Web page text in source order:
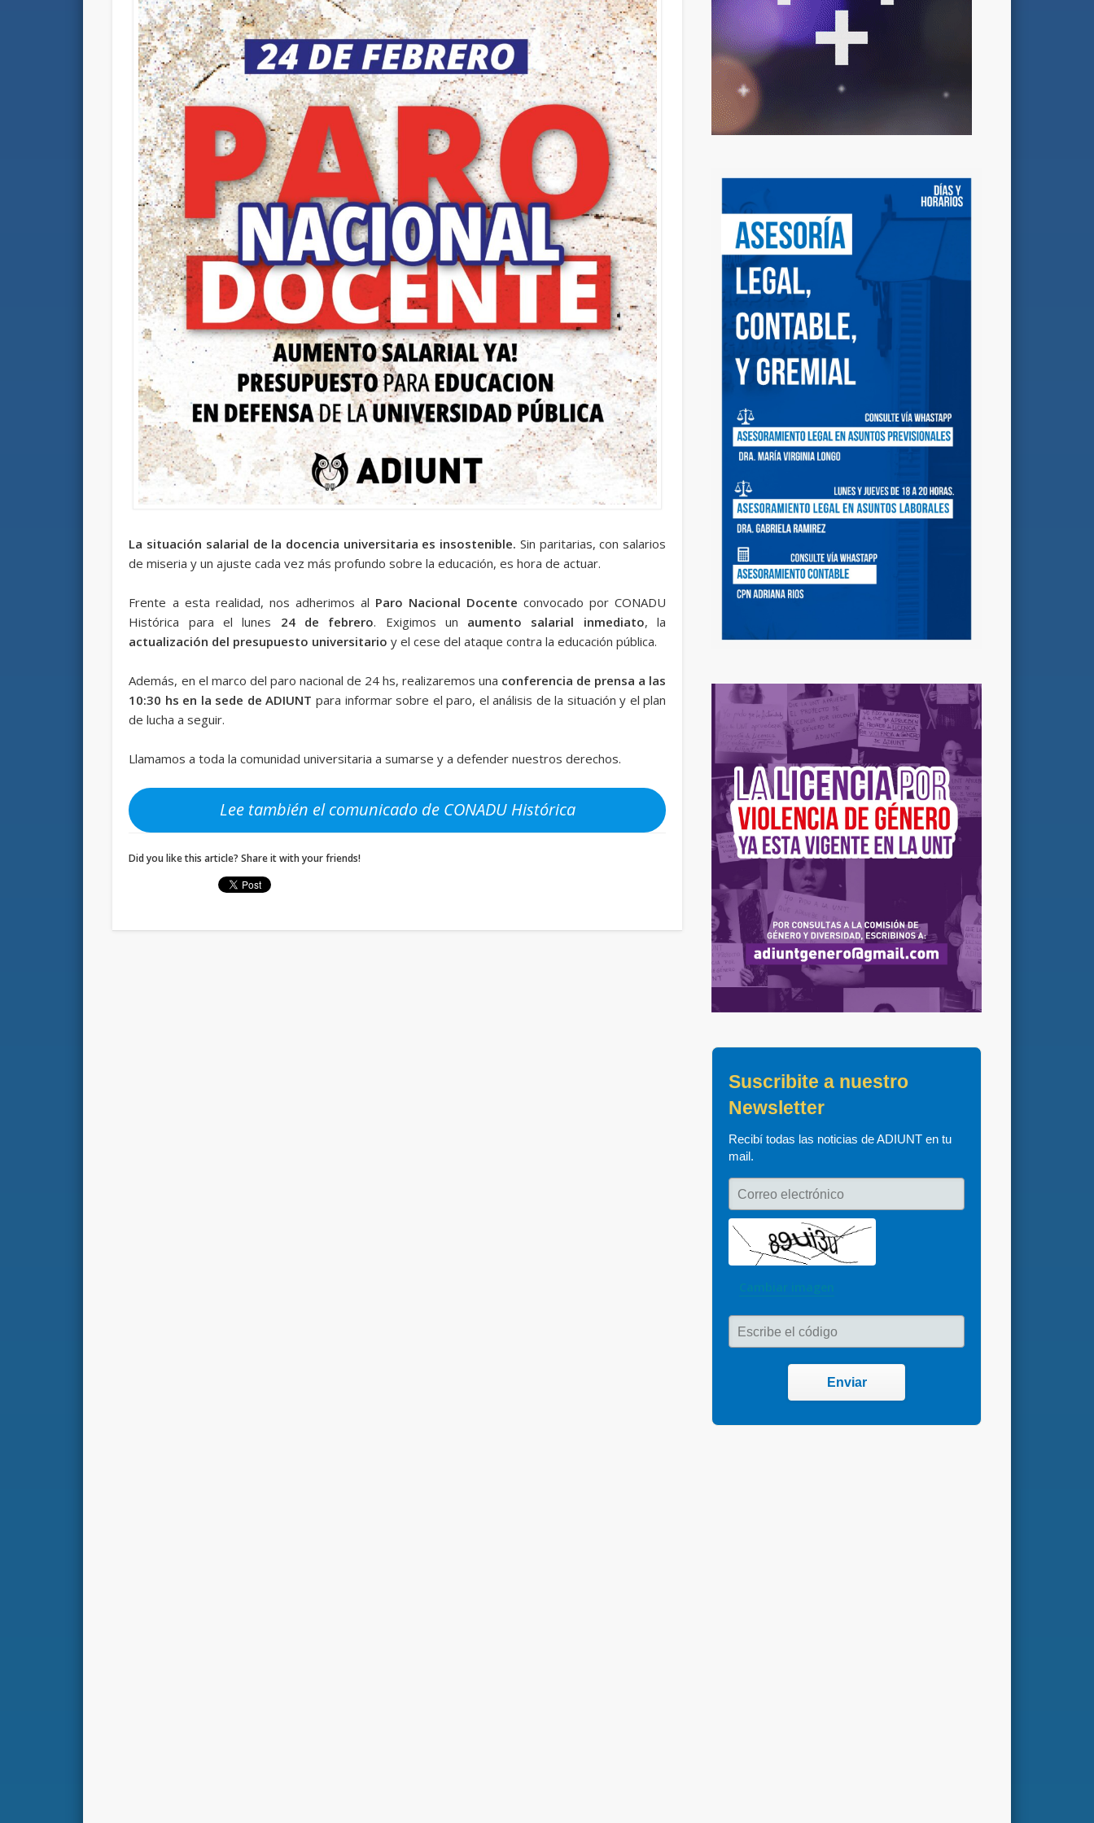
La situación salarial de la docencia universitaria es insostenible. Sin paritarias, con salarios
de miseria y un ajuste cada vez más profundo sobre la educación, es hora de actuar.
Frente a esta realidad, nos adherimos al Paro Nacional Docente convocado por CONADU
Histórica para el lunes 24 de febrero. Exigimos un aumento salarial inmediato, la
actualización del presupuesto universitario y el cese del ataque contra la educación pública.
Además, en el marco del paro nacional de 24 hs, realizaremos una conferencia de prensa a las
10:30 hs en la sede de ADIUNT para informar sobre el paro, el análisis de la situación y el plan
de lucha a seguir.
Llamamos a toda la comunidad universitaria a sumarse y a defender nuestros derechos.
Lee también el comunicado de CONADU Histórica
Did you like this article? Share it with your friends!
Suscribite a nuestro
Newsletter
Recibí todas las noticias de ADIUNT en tu
mail.
Correo electrónico
Cambiar imagen
Escribe el código